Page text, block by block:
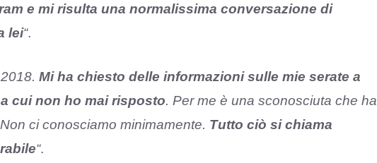
e mi risulta una normalissima conversazione di
lei“.
Mi ha chiesto delle informazioni sulle mie serate a
cui non ho mai risposto. Per me è una sconosciuta che ha
ci conosciamo minimamente. Tutto ciò si chiama
“.